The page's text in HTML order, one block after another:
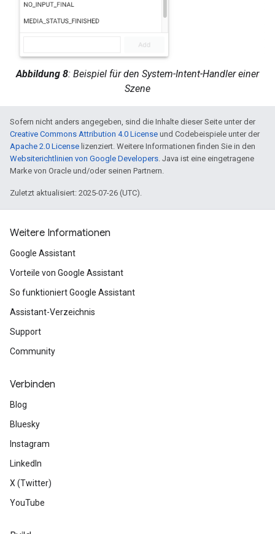
Abbildung 8: Beispiel für den System-Intent-Handler einer
Szene
Sofern nicht anders angegeben, sind die Inhalte dieser Seite unter der
Creative Commons Attribution 4.0 License und Codebeispiele unter der
Apache 2.0 License lizenziert. Weitere Informationen finden Sie in den
Websiterichtlinien von Google Developers. Java ist eine eingetragene
Marke von Oracle und/oder seinen Partnern.
Zuletzt aktualisiert: 2025-07-26 (UTC).
Weitere Informationen
Google Assistant
Vorteile von Google Assistant
So funktioniert Google Assistant
Assistant-Verzeichnis
Support
Community
Verbinden
Blog
Bluesky
Instagram
LinkedIn
X (Twitter)
YouTube